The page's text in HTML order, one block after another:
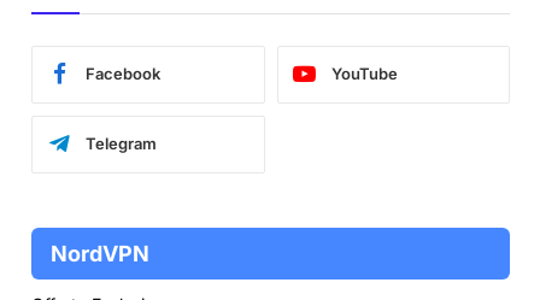
Facebook YouTube
Telegram
NordVPN